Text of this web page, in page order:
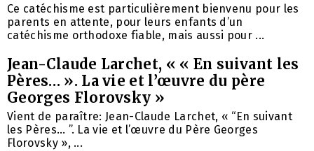
Ce catéchisme est particulièrement bienvenu pour les
parents en attente, pour leurs enfants d’un
catéchisme orthodoxe fiable, mais aussi pour ...
Jean-Claude Larchet, « « En suivant les
Pères… ». La vie et l’œuvre du père
Georges Florovsky »
Vient de paraître: Jean-Claude Larchet, « “En suivant
les Pères… ”. La vie et l’œuvre du Père Georges
Florovsky », ...